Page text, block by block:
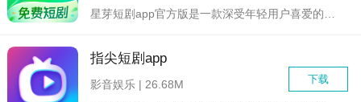
指尖短剧app
下载
影音娱乐 | 26.68M